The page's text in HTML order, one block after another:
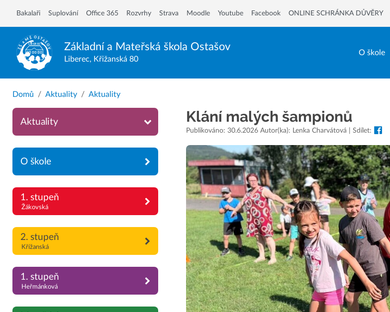
Základní a Mateřská škola Ostašov
Liberec, Křižanská 80
O škole
Bakalaři Suplování Office 365 Rozvrhy Strava Moodle Youtube Facebook ONLINE SCHRÁNKA DŮVĚRY
Domů Aktuality Aktuality
Aktuality
O škole
1. stupeň
Žákovská
2. stupeň
Křížanská
1. stupeň
Heřmánková
Klání malých šampionů
Publikováno: 30.6.2026 Autor(ka): Lenka Charvátová | Sdílet: